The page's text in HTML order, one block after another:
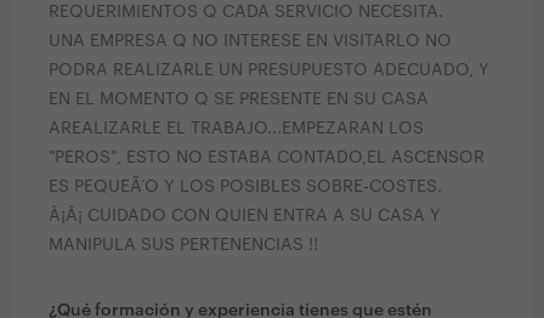
REQUERIMIENTOS Q CADA SERVICIO NECESITA.
UNA EMPRESA Q NO INTERESE EN VISITARLO NO
PODRA REALIZARLE UN PRESUPUESTO ADECUADO, Y
EN EL MOMENTO Q SE PRESENTE EN SU CASA
AREALIZARLE EL TRABAJO...EMPEZARAN LOS
"PEROS", ESTO NO ESTABA CONTADO,EL ASCENSOR
ES PEQUEÃ‘O Y LOS POSIBLES SOBRE-COSTES.
Â¡Â¡ CUIDADO CON QUIEN ENTRA A SU CASA Y
MANIPULA SUS PERTENENCIAS !!
¿Qué formación y experiencia tienes que estén